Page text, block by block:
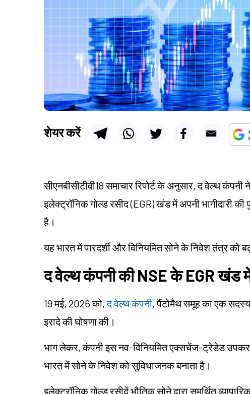
शेयर करें
सीएनबीसीटीवी18 समाचार रिपोर्ट के अनुसार, द वेल्थ
इलेक्ट्रॉनिक गोल्ड रसीद (EGR) खंड में अपनी भागीदारी की
है।
यह भारत में पारदर्शी और विनियमित सोने के निवेश तंत्र को
द वेल्थ कंपनी की NSE के EGR खंड में
19 मई, 2026 को,द वेल्थ कंपनी, पैंटोमैथ समूह का एक
इरादे की घोषणा की।
भाग लेकर, कंपनी इस नव-विनियमित एक्सचेंज-ट्रेडेड
भारत में सोने के निवेश को सुविधाजनक बनाता है।
इलेक्ट्रॉनिक गोल्ड रसीदें भौतिक सोने द्वारा समर्थित